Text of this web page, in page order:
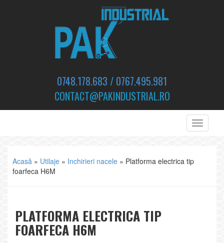
0748.178.683 / 0767.495.981
CONTACT@PAKINDUSTRIAL.RO
Toggle
Acasă » Utilaje » Inchirieri nacele » Platforma electrica tip
foarfeca H6M
PLATFORMA ELECTRICA TIP
FOARFECA H6M